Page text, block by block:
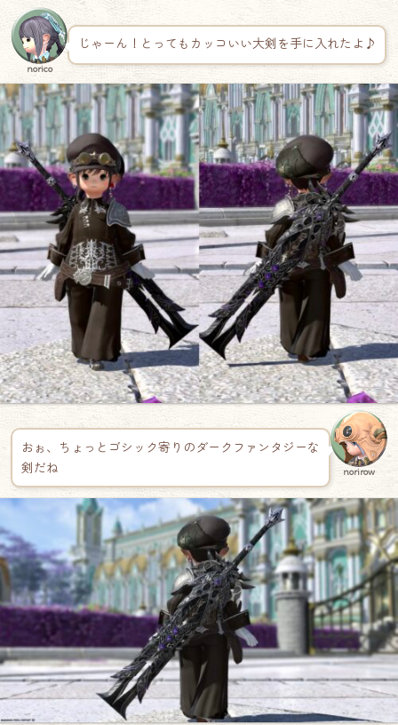
norico
じゃーん！とってもカッコいい大剣を手に入れたよ♪
おぉ、ちょっとゴシック寄りのダークファンタジーな
剣だね
norirow